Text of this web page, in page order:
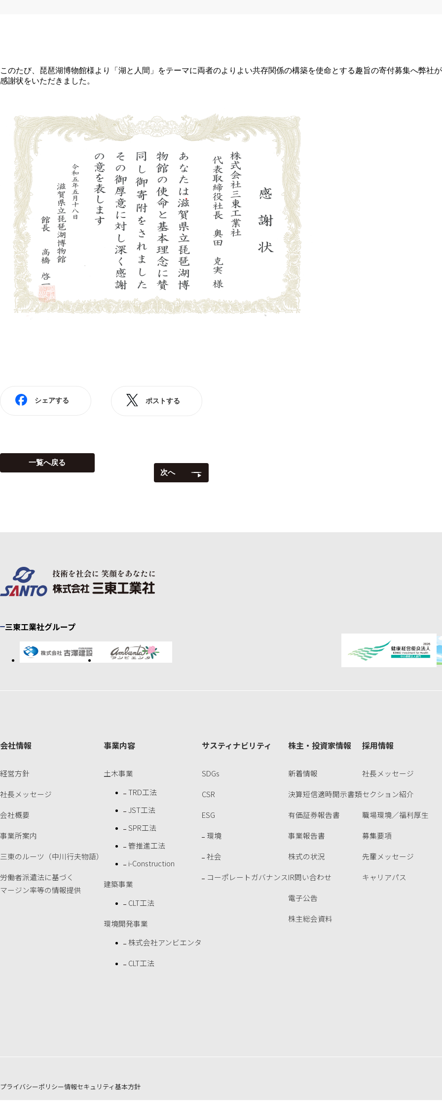
このたび、琵琶湖博物館様より「湖と人間」をテーマに両者のよりよい共存関係の構築を使命とする趣旨の寄付募集へ弊社
感謝状をいただきました。
シェアする ポストする
一覧へ戻る
次へ
三東工業社グループ
会社情報
経営方針
社長メッセージ
会社概要
事業所案内
三東のルーツ（中川行夫物語）
労働者派遣法に基づく
マージン率等の情報提供
事業内容
土木事業
TRD工法
JST工法
SPR工法
管推進工法
i-Construction
建築事業
CLT工法
環境開発事業
株式会社アンビエンタ
CLT工法
サスティナビリティ
SDGs
CSR
ESG
環境
社会
コーポレートガバナンス
株主・投資家情報
新着情報
決算短信適時開示書類
有価証券報告書
事業報告書
株式の状況
IR問い合わせ
電子公告
株主総会資料
採用情報
社長メッセージ
セクション紹介
職場環境／福利厚生
募集要項
先輩メッセージ
キャリアパス
プライバシーポリシー情報セキュリティ基本方針